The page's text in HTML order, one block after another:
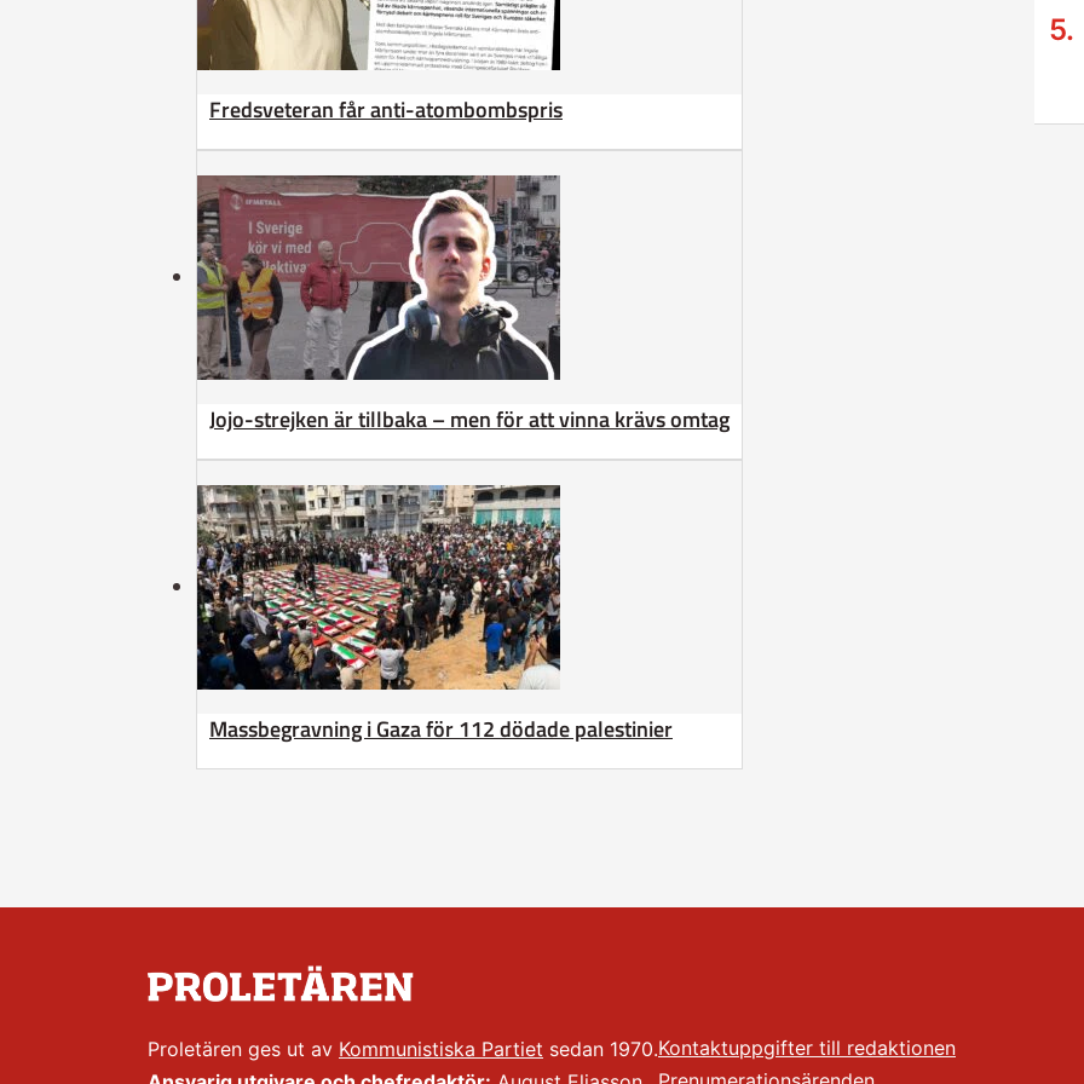
Fredsveteran får anti-atombombspris
Jojo-strejken är tillbaka – men för att vinna krävs omtag
Massbegravning i Gaza för 112 dödade palestinier
Proletären ges ut av Kommunistiska Partiet sedan 1970.Kontaktuppgifter till redaktionen